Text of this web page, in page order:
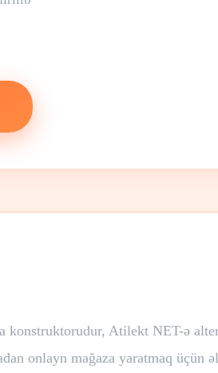
konstruktorudur, Atilekt NET-ə
onlayn mağaza yaratmaq üçün